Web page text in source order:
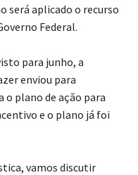
será aplicado o recurso
Federal.
para junho, a
enviou para
o plano de ação para
e o plano já foi
vamos discutir